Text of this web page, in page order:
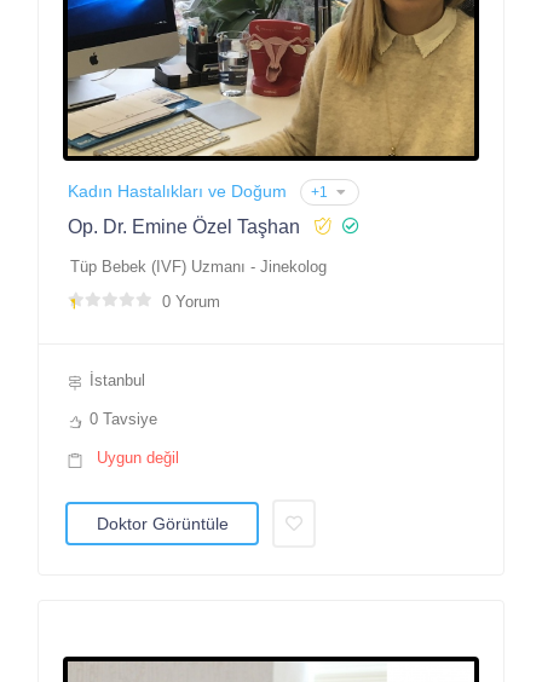
Kadın Hastalıkları ve Doğum +1
Op. Dr. Emine Özel Taşhan
Tüp Bebek (IVF) Uzmanı - Jinekolog
0 Yorum
İstanbul
0 Tavsiye
Uygun değil
Doktor Görüntüle